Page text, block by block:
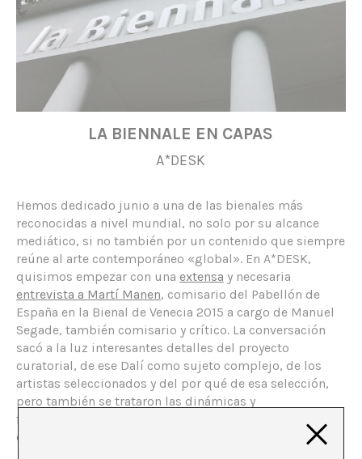
LA BIENNALE EN CAPAS
A*DESK
Hemos dedicado junio a una de las bienales más
reconocidas a nivel mundial, no solo por su alcance
mediático, si no también por un contenido que siempre
reúne al arte contemporáneo «global». En A*DESK,
quisimos empezar con una extensa y necesaria
entrevista a Martí Manen, comisario del Pabellón de
España en la Bienal de Venecia 2015 a cargo de Manuel
Segade, también comisario y crítico. La conversación
sacó a la luz interesantes detalles del proyecto
curatorial, de ese Dalí como sujeto complejo, de los
artistas seleccionados y del por qué de esa selección,
pero también se trataron las dinámicas y
funcionamiento de una Bienal, desde dentro, desde la
experiencia.